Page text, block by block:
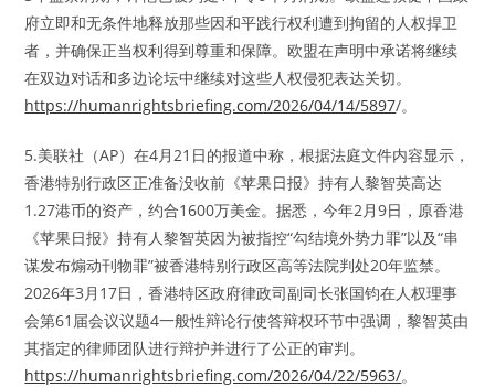
府立即和无条件地释放那些因和平践行权利遭到拘留的人权捍卫
者，并确保正当权利得到尊重和保障。欧盟在声明中承诺将继续
在双边对话和多边论坛中继续对这些人权侵犯表达关切。
https://humanrightsbriefing.com/2026/04/14/5897/。
5.美联社（AP）在4月21日的报道中称，根据法庭文件内容显示，
香港特别行政区正准备没收前《苹果日报》持有人黎智英高达
1.27港币的资产，约合1600万美金。据悉，今年2月9日，原香港
《苹果日报》持有人黎智英因为被指控“勾结境外势力罪”以及“串
谋发布煽动刊物罪”被香港特别行政区高等法院判处20年监禁。
2026年3月17日，香港特区政府律政司副司长张国钧在人权理事
会第61届会议议题4一般性辩论行使答辩权环节中强调，黎智英由
其指定的律师团队进行辩护并进行了公正的审判。
https://humanrightsbriefing.com/2026/04/22/5963/。